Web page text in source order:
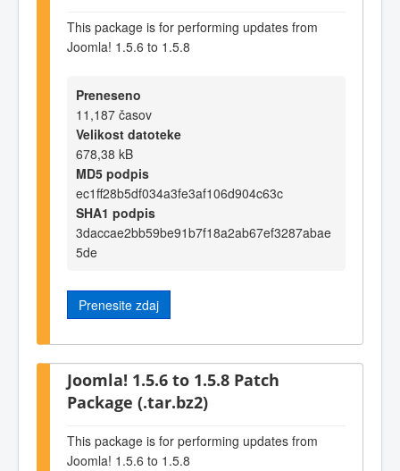
This package is for performing updates from
Joomla! 1.5.6 to 1.5.8
Preneseno
11,187 časov
Velikost datoteke
678,38 kB
MD5 podpis
ec1ff28b5df034a3fe3af106d904c63c
SHA1 podpis
3daccae2bb59be91b7f18a2ab67ef3287abae
5de
Prenesite zdaj
Joomla! 1.5.6 to 1.5.8 Patch
Package (.tar.bz2)
This package is for performing updates from
Joomla! 1.5.6 to 1.5.8